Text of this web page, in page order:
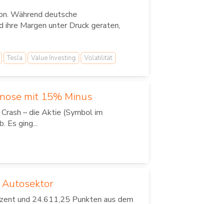
Während deutsche
Margen unter Druck geraten,
Tesla Value Investing Volatilität
mit 15% Minus
– die Aktie (Symbol im
Es ging...
Autosektor
und 24.611,25 Punkten aus dem